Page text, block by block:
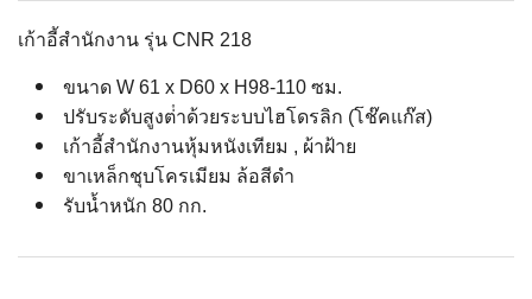
เก้าอี้สำนักงาน รุ่น CNR 218
ขนาด W 61 x D60 x H98-110 ซม.
ปรับระดับสูงต่ําด้วยระบบไฮโดรลิก (โช๊คแก๊ส)
เก้าอี้สำนักงานหุ้มหนังเทียม , ผ้าฝ้าย
ขาเหล็กชุบโครเมียม ล้อสีดำ
รับน้ำหนัก 80 กก.